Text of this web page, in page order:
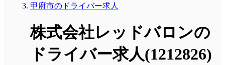
甲府市のドライバー求人
株式会社レッドバロンの
ドライバー求人(1212826)